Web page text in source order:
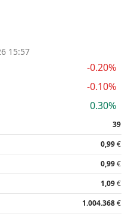
15:57
-0.20%
-0.10%
0.30%
39
0,99€
0,99€
1,09€
1.004.368€